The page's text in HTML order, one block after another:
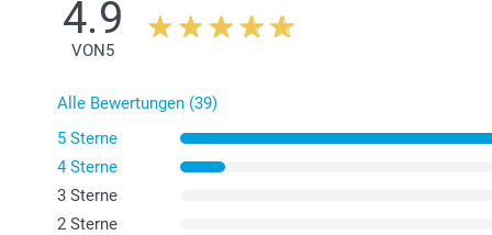
4.9
VON5
Alle Bewertungen (39)
5 Sterne
4 Sterne
3 Sterne
2 Sterne